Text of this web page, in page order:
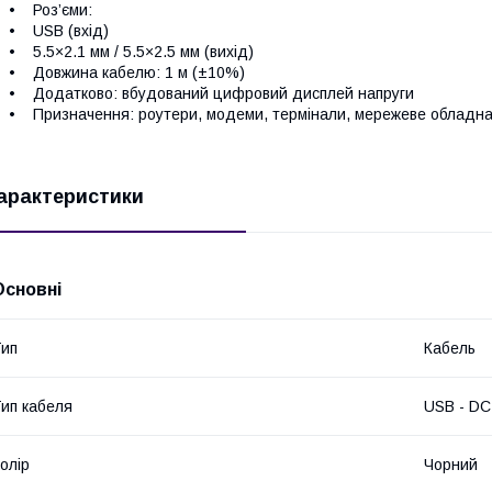
• Роз’єми:
• USB (вхід)
• 5.5×2.1 мм / 5.5×2.5 мм (вихід)
• Довжина кабелю: 1 м (±10%)
• Додатково: вбудований цифровий дисплей напруги
• Призначення: роутери, модеми, термінали, мережеве
Кабель
кабеля USB - DC
Чорний